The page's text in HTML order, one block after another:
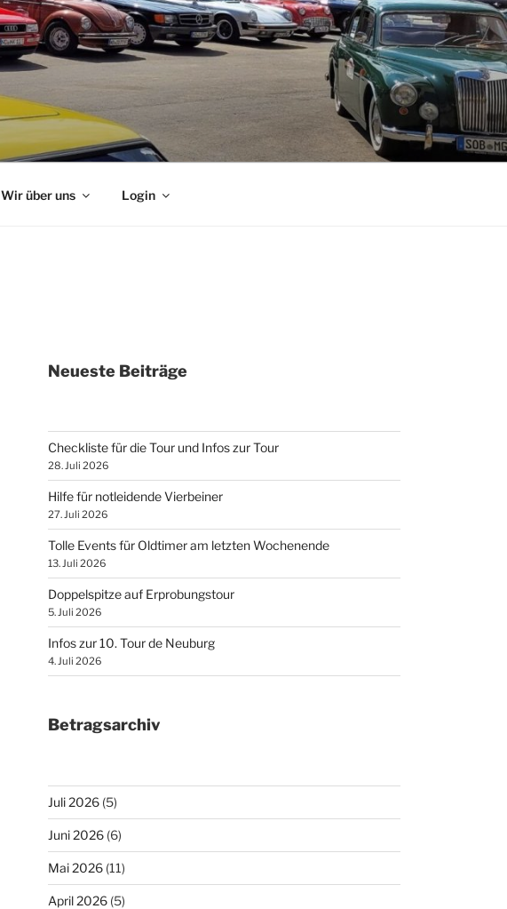
Wir über uns Login
Neueste Beiträge
Checkliste für die Tour und Infos zur Tour
28. Juli 2026
Hilfe für notleidende Vierbeiner
27. Juli 2026
Tolle Events für Oldtimer am letzten Wochenende
13. Juli 2026
Doppelspitze auf Erprobungstour
5. Juli 2026
Infos zur 10. Tour de Neuburg
4. Juli 2026
Betragsarchiv
Juli 2026(5)
Juni 2026(6)
Mai 2026(11)
April 2026(5)